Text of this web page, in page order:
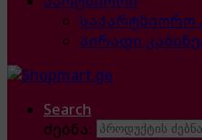
საპარტნიორო
პირადი
Search
ძებნა: